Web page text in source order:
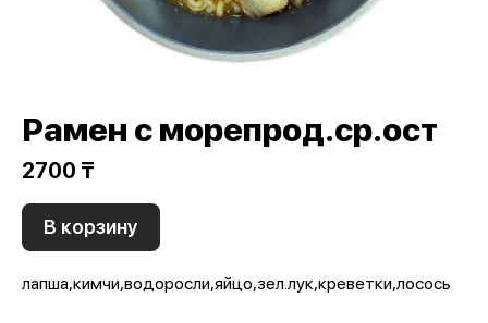
Рамен с морепрод.ср.ост
2700 ₸
В корзину
лапша,кимчи,водоросли,яйцо,зел.лук,креветки,лосось